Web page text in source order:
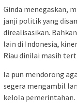
Ginda menegaskan,
janji politik yang
direalisasikan.
lain di Indonesia,
Riau dinilai masih
Ia pun mendorong
segera mengambil
kelola pemerintahan.